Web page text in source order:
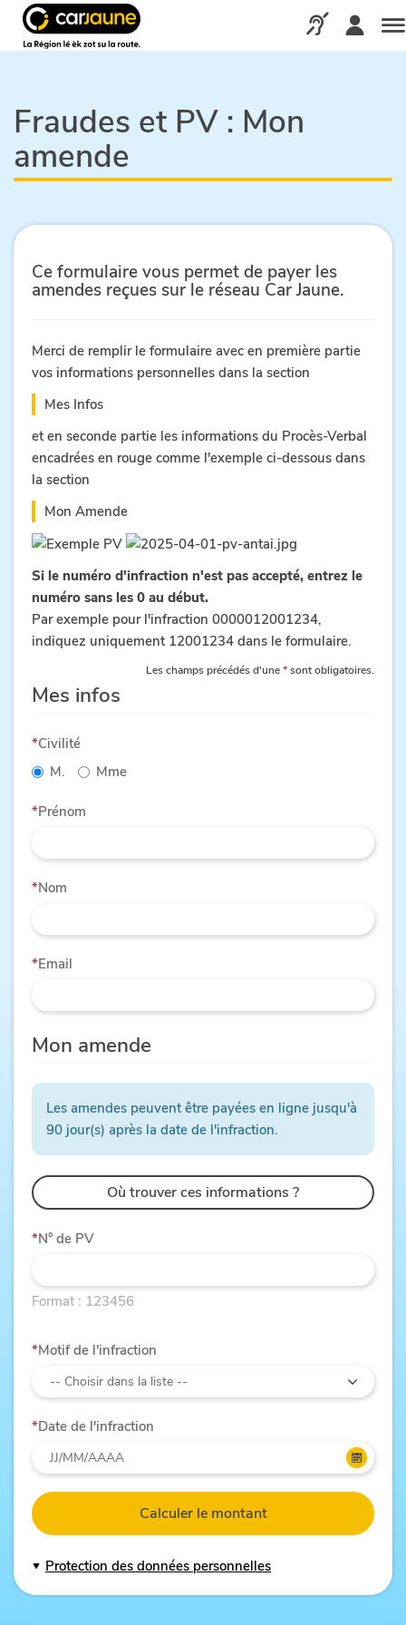
jaune
Appelez-nous
Fraudes et PV : Mon
amende
Ce formulaire vous permet de payer les
amendes reçues sur le réseau Car Jaune.
Merci de remplir le formulaire avec en première partie
vos informations personnelles dans la section
Mes Infos
et en seconde partie les informations du Procès-Verbal
encadrées en rouge comme l'exemple ci-dessous dans
la section
Mon Amende
Si le numéro d'infraction n'est pas accepté, entrez le
numéro sans les 0 au début.
Par exemple pour l'infraction 0000012001234,
indiquez uniquement 12001234 dans le formulaire.
Les champs précédés d'une*sont obligatoires.
Mes infos
Civilité
M.
Mme
Prénom
Nom
Email
Mon amende
Les amendes peuvent être payées en ligne jusqu'à
90 jour(s) après la date de l'infraction.
Où trouver ces informations ?
N° de PV
Format : 123456
Motif de l'infraction
Date de l'infraction
Calculer le montant
Protection des données personnelles